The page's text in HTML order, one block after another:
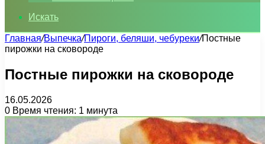
Искать
Главная/Выпечка/Пироги, беляши, чебуреки/Постные
пирожки на сковороде
Постные пирожки на сковороде
16.05.2026
0 Время чтения: 1 минута